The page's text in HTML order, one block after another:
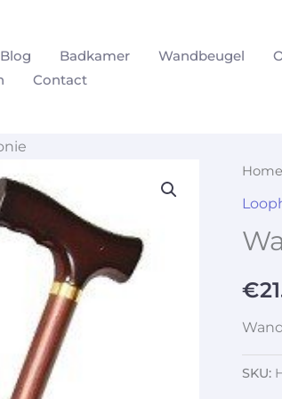
Blog Badkamer Wandbeugel
Contact
Home
€
SKU: